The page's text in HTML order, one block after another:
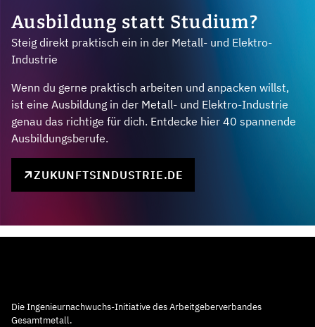
Ausbildung statt Studium?
Steig direkt praktisch ein in der Metall- und Elektro-
Industrie
Wenn du gerne praktisch arbeiten und anpacken willst,
ist eine Ausbildung in der Metall- und Elektro-Industrie
genau das richtige für dich. Entdecke hier 40 spannende
Ausbildungsberufe.
ZUKUNFTSINDUSTRIE.DE
Die Ingenieurnachwuchs-Initiative des Arbeitgeberverbandes
Gesamtmetall.